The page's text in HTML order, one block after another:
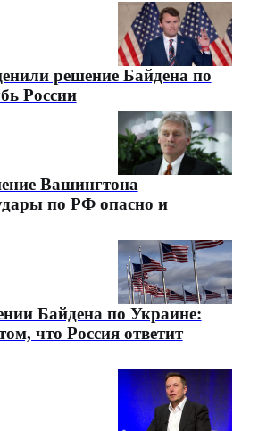
решение Байдена по
России
Вашингтона
по РФ опасно и
Байдена по Украине:
что Россия ответит